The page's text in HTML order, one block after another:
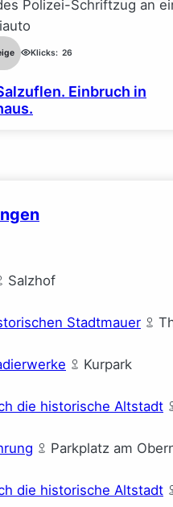
Klicks: 26
Einbruch in
Salzhof
Stadtmauer
Kurpark
die historische Altstadt
Parkplatz am
die historische Altstadt